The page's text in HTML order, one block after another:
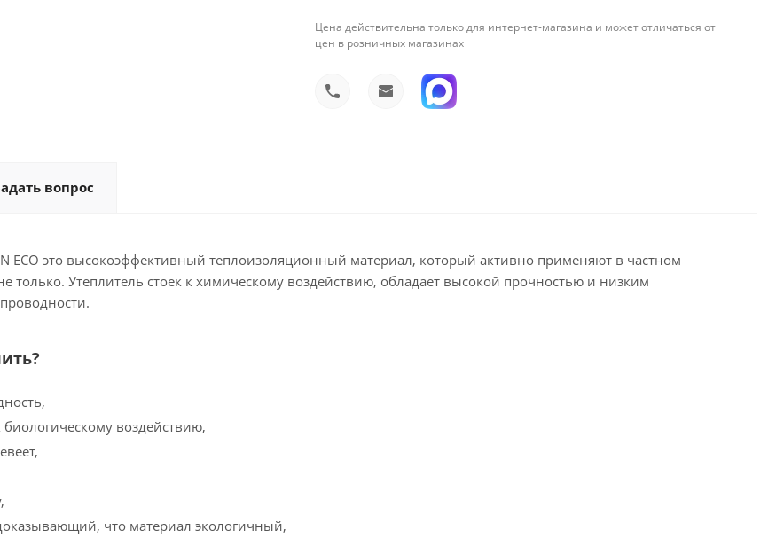
Цена действительна только для интернет-магазина и может отличаться от
цен в розничных магазинах
вопрос
ECO это высокоэффективный теплоизоляционный материал, который активно применяют в частном
только. Утеплитель стоек к химическому воздействию, обладает высокой прочностью и низким
воздействию,
что материал экологичный,